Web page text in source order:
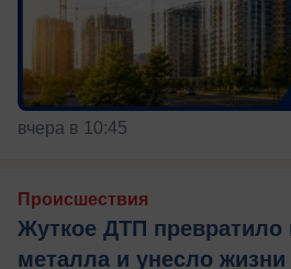
вчера в 10:45
Происшествия
Жуткое ДТП
металла и унесло жизни